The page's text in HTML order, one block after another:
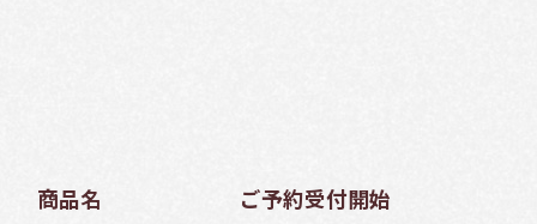
商品名
ご予約受付開始